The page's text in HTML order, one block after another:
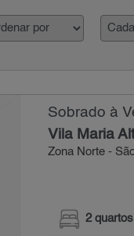
Sobrado à
Vila Maria
Zona Norte -
2 quartos